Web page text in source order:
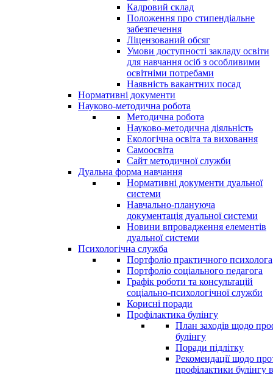
Кадровий склад
Положення про стипендіальне
забезпечення
Ліцензований обсяг
Умови доступності закладу освіти
для навчання осіб з особливими
освітніми потребами
Наявність вакантних посад
Нормативні документи
Науково-методична робота
Методична робота
Науково-методична діяльність
Екологічна освіта та виховання
Самоосвіта
Сайт методичної служби
Дуальна форма навчання
Нормативні документи дуальної
системи
Навчально-плануюча
документація дуальної системи
Новини впровадження елементів
дуальної системи
Психологічна служба
Портфоліо практичного психолога
Портфоліо соціального педагога
Графік роботи та консультацій
соціально-психологічної служби
Корисні поради
Профілактика булінгу
План заходів щодо
булінгу
Поради підлітку
Рекомендації щодо
профілактики булінгу в